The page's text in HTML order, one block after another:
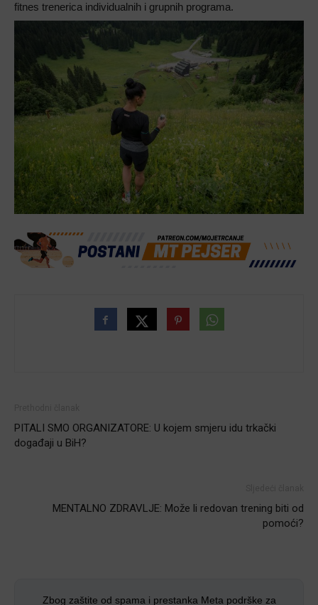
fitnes trenerica individualnih i grupnih programa.
PITALI SMO ORGANIZATORE: U kojem smjeru idu trkački
događaji u BiH?
MENTALNO ZDRAVLJE: Može li redovan trening biti od
pomoći?
Zbog zaštite od spama i prestanka Meta podrške za